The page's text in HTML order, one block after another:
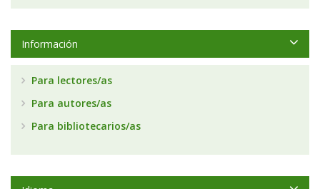
Información
Para lectores/as
Para autores/as
Para bibliotecarios/as